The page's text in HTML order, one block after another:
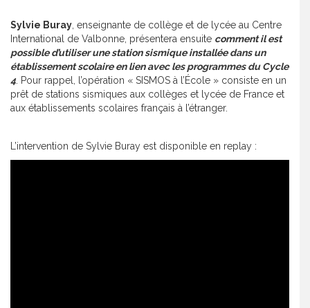
Sylvie Buray , enseignante de collège et de lycée au Centre
International de Valbonne, présentera ensuite comment il est
possible d’utiliser une station sismique installée dans un
établissement scolaire en lien avec les programmes du Cycle
4. Pour rappel, l’opération « SISMOS à l’École » consiste en un
prêt de stations sismiques aux collèges et lycée de France et
aux établissements scolaires français à l’étranger.
L’intervention de Sylvie Buray est disponible en replay :